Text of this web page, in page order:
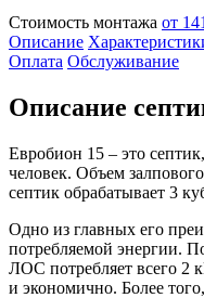
Стоимость монтажа от
Описание
Оплата Обслуживание
Описание
Евробион 15 – это
человек. Объем
септик обрабатывает 3
Одно из главных его
потребляемой энергии.
ЛОС потребляет всего 2
и экономично. Более